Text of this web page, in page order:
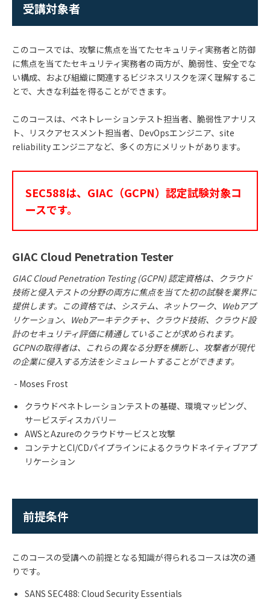
受講対象者
このコースでは、攻撃に焦点を当てたセキュリティ実務者と防御
に焦点を当てたセキュリティ実務者の両方が、脆弱性、安全でな
い構成、および組織に関連するビジネスリスクを深く理解するこ
とで、大きな利益を得ることができます。
このコースは、ペネトレーションテスト担当者、脆弱性アナリス
ト、リスクアセスメント担当者、DevOpsエンジニア、site
reliability エンジニアなど、多くの方にメリットがあります。
SEC588は、GIAC（GCPN）認定試験対象コ
ースです。
GIAC Cloud Penetration Tester
GIAC Cloud Penetration Testing (GCPN) 認定資格は、クラウド
技術と侵入テストの分野の両方に焦点を当てた初の試験を業界に
提供します。この資格では、システム、ネットワーク、 Web アプ
リケーション、 Web アーキテクチャ、クラウド技術、クラウド設
計のセキュリティ評価に精通していることが求められます。
GCPNの取得者は、これらの異なる分野を横断し、攻撃者が現代
の企業に侵入する方法をシミュレートすることができます。
- Moses Frost
クラウドペネトレーションテストの基礎、環境マッピング、
サービスディスカバリー
AWSとAzureのクラウドサービスと攻撃
コンテナとCI/CDパイプラインによるクラウドネイティブアプ
リケーション
前提条件
このコースの受講への前提となる知識が得られるコースは次の通
りです。
SANS SEC488: Cloud Security Essentials